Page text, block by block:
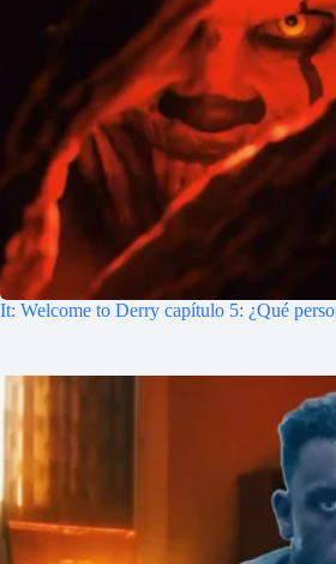
It: Welcome to Derry capítulo 5: ¿Qué